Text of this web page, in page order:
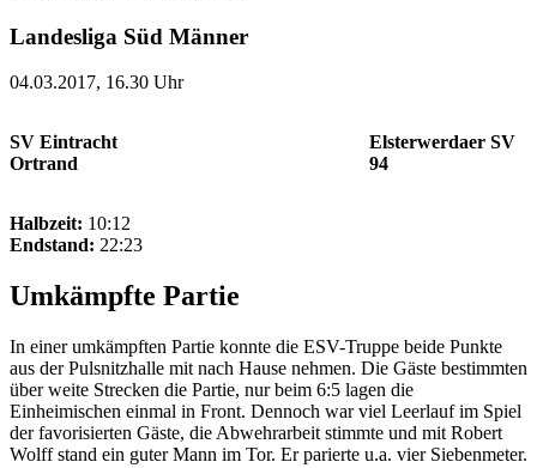
Landesliga Süd Männer
04.03.2017, 16.30 Uhr
SV Eintracht
Ortrand
Elsterwerdaer SV
94
Halbzeit: 10:12
Endstand: 22:23
Umkämpfte Partie
In einer umkämpften Partie konnte die ESV-Truppe beide Punkte
aus der Pulsnitzhalle mit nach Hause nehmen. Die Gäste bestimmten
über weite Strecken die Partie, nur beim 6:5 lagen die
Einheimischen einmal in Front. Dennoch war viel Leerlauf im Spiel
der favorisierten Gäste, die Abwehrarbeit stimmte und mit Robert
Wolff stand ein guter Mann im Tor. Er parierte u.a. vier Siebenmeter.